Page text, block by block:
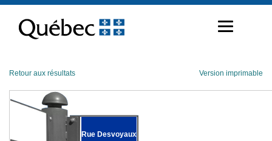
contenu
Retour aux résultats Version imprimable
Rue Desvoyaux